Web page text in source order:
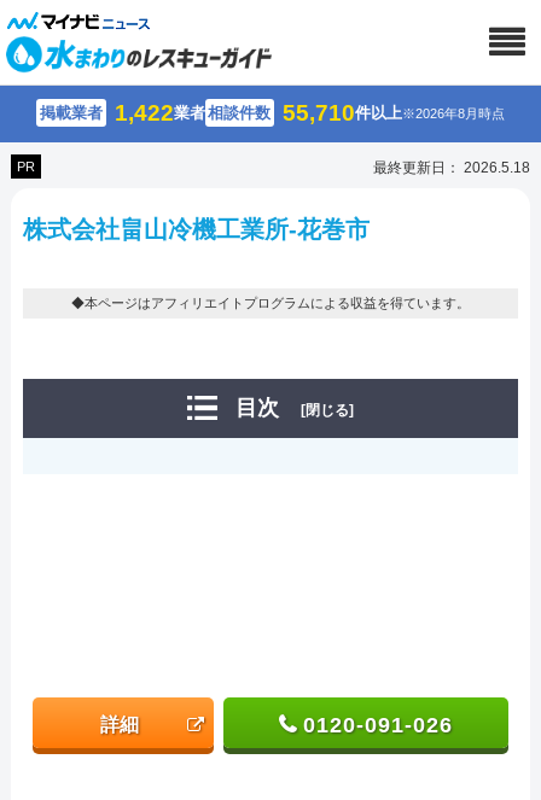
掲載業者 1,422業者相談件数 55,710件以上※2026年8月時点
PR 最終更新日： 2026.5.18
株式会社畠山冷機工業所-花巻市
◆本ページはアフィリエイトプログラムによる収益を得ています。
目次 [閉じる]
詳細 0120-091-026